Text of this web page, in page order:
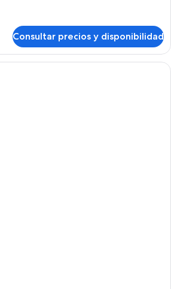
Consultar precios y disponibilidad